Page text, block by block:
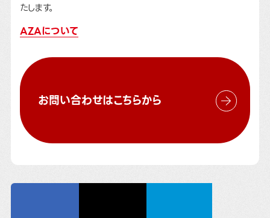
たします。
AZAについて
お問い合わせはこちらから